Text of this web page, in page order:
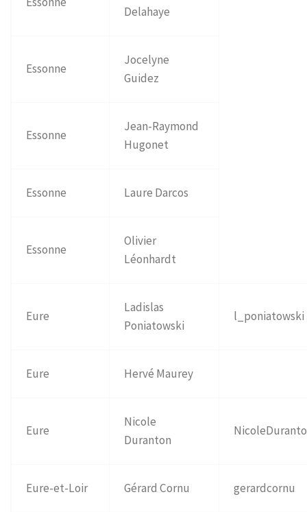
Delahaye
Essonne
Jocelyne
Guidez
Essonne
Jean-Raymond
Hugonet
Essonne Laure Darcos
Essonne
Olivier
Léonhardt
Eure
Ladislas
Poniatowski
l_poniatowski
Eure Hervé Maurey
Eure
Nicole
Duranton
Eure-et-Loir Gérard Cornu gerardcornu